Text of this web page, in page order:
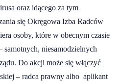
oraz idącego za tym
się Okręgowa Izba Radców
osoby, które w obecnym czasie
samotnych, niesamodzielnych
Do akcji może się włączyć
– radca prawny albo aplikant